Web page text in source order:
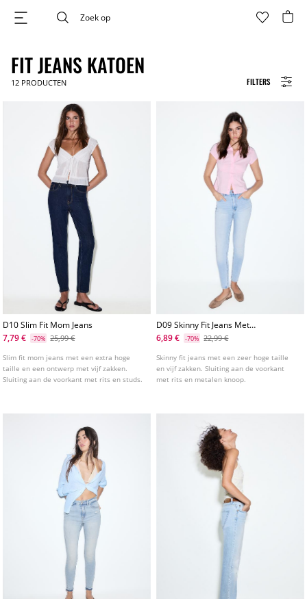
FILTERS
FIT JEANS KATOEN
12 PRODUCTEN
D10 Slim Fit Mom Jeans
7,79 €
-70% 25,99 €
Slim fit mom jeans met een extra hoge
taille en een ontwerp met vijf zakken.
Sluiting aan de voorkant met rits en studs.
D09 Skinny Fit Jeans Met
Superhoge Taille
6,89 € -70% 22,99 €
Skinny fit jeans met een zeer hoge taille
en vijf zakken. Sluiting aan de voorkant
met rits en metalen knoop.